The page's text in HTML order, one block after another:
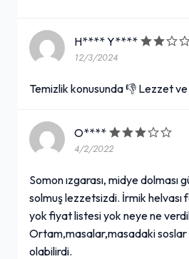
H**** Y****
12/3/2024
Temizlik konusunda 👎 Lezzet
O****
4/2/2022
Somon ızgarası, midye dolması
solmuş lezzetsizdi. İrmik helvası
yok fiyat listesi yok neye ne
Ortam,masalar,masadaki
olabilirdi.